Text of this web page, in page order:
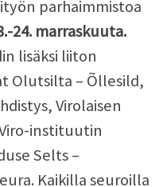
parhaimmistoa
24. marraskuuta.
lisäksi liiton
Olutsilta – Õllesild,
Virolaisen
instituutin
Selts –
Kaikilla seuroilla